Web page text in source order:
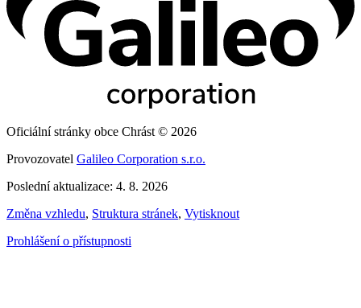
Oficiální stránky obce Chrást © 2026
Provozovatel Galileo Corporation s.r.o.
Poslední aktualizace: 4. 8. 2026
Změna vzhledu, Struktura stránek, Vytisknout
Prohlášení o přístupnosti